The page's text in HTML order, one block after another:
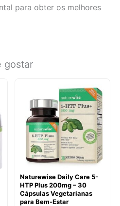
para obter os melhores
gostar
Naturewise Daily Care 5-
HTP Plus 200mg – 30
Cápsulas Vegetarianas
para Bem-Estar